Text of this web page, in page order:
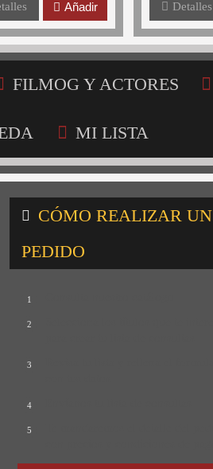
Añadir Detalles
FILMOG Y ACTORES
MI LISTA
CÓMO REALIZAR UN
PEDIDO
1
2
3
4
5